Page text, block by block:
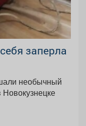
заперла
необычный